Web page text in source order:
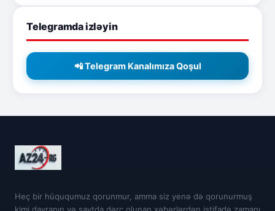
Telegramda izləyin
📲 Telegram Kanalımıza Qoşul
Heç bir hüququmuz qorunmur, amma siz yenə də qorunurmuş